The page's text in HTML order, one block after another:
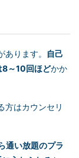
ります。
自己
8～10回ほどかか
方はカウンセリ
通い放題のプラ